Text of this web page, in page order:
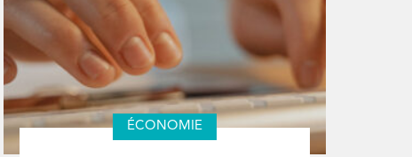
ÉCONOMIE